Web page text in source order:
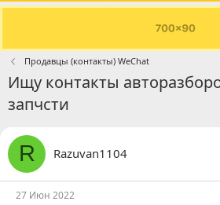
Продавцы (контакты) WeChat
Ищу контакты
запчсти
R Razuvan1104
27 Июн 2022